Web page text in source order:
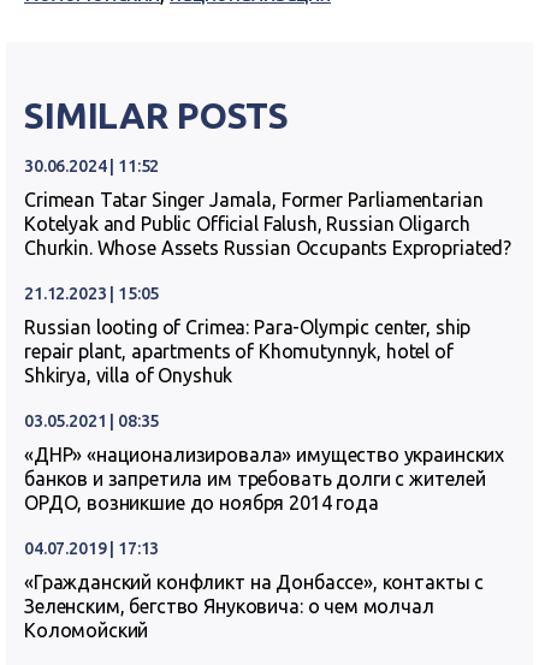
SIMILAR POSTS
30.06.2024 | 11:52
Crimean Tatar Singer Jamala, Former Parliamentarian
Kotelyak and Public Official Falush, Russian Oligarch
Churkin. Whose Assets Russian Occupants Expropriated?
21.12.2023 | 15:05
Russian looting of Crimea: Para-Olympic center, ship
repair plant, apartments of Khomutynnyk, hotel of
Shkirya, villa of Onyshuk
03.05.2021 | 08:35
«ДНР» «национализировала» имущество украинских
банков и запретила им требовать долги с жителей
ОРДО, возникшие до ноября 2014 года
04.07.2019 | 17:13
«Гражданский конфликт на Донбассе», контакты с
Зеленским, бегство Януковича: о чем молчал
Коломойский